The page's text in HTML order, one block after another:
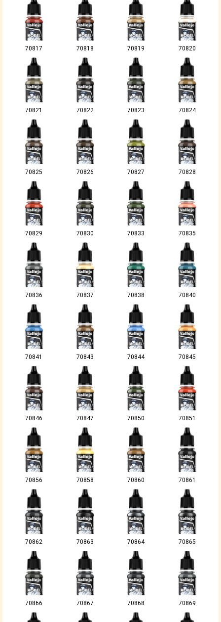
70817 70818 70819 70820
70821 70822 70823 70824
70825 70826 70827 70828
70829 70830 70833 70835
70836 70837 70838 70840
70841 70843 70844 70845
70846 70847 70850 70851
70856 70858 70860 70861
70862 70863 70864 70865
70866 70867 70868 70869